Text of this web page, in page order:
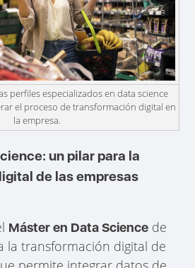
perfiles especializados en data science
el proceso de transformación digital en
la empresa.
un pilar para la
de las empresas
Máster en Data Science de
la transformación digital de